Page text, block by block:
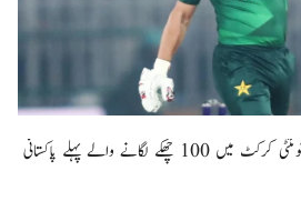
صاحبزادہ فرحان ایک سال میں ٹی ٹوئنٹی کرکٹ میں 100 چھکے لگانے والے پہلے پاکستانی